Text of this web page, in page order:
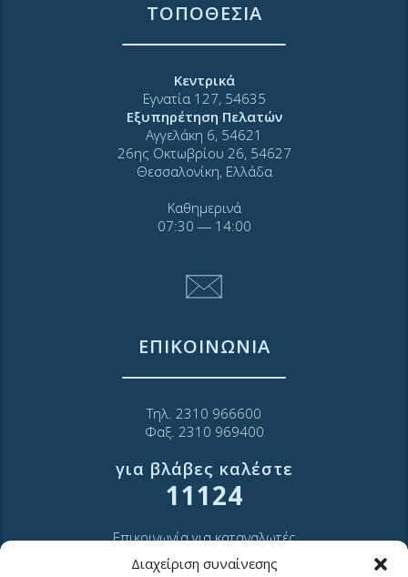
Διαχείριση συναίνεσης
ΤΟΠΟΘΕΣΙΑ
Κεντρικά
Εγνατία 127, 54635
Εξυπηρέτηση Πελατών
Αγγελάκη 6, 54621
26ης Οκτωβρίου 26, 54627
Θεσσαλονίκη, Ελλάδα
Καθημερινά
07:30 ― 14:00
ΕΠΙΚΟΙΝΩΝΙΑ
Τηλ. 2310 966600
Φαξ. 2310 969400
για βλάβες καλέστε
11124
Επικοινωνία για καταναλωτές
Επικοινωνία Συνεργατών και Τρίτων Φορέων